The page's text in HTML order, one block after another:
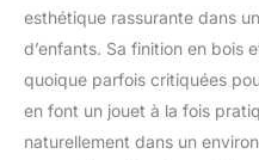
esthétique rassurante dans
d’enfants. Sa finition en bois
quoique parfois critiquées
en font un jouet à la fois
naturellement dans un